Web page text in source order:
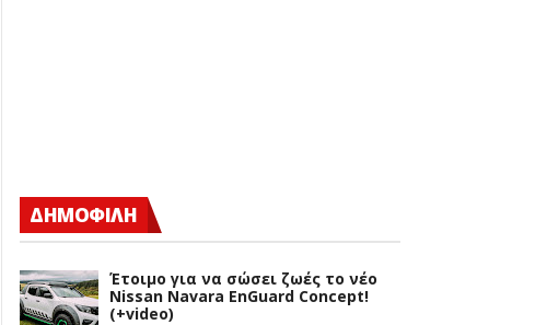
ΔΗΜΟΦΙΛΗ
Έτοιμο για να σώσει ζωές το νέο
Nissan Navara EnGuard Concept!
(+video)